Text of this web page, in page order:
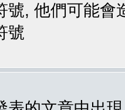
號, 他們可能
號